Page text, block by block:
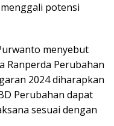
potensi
menyebut
Ranperda Perubahan
2024 diharapkan
Perubahan dapat
sesuai dengan